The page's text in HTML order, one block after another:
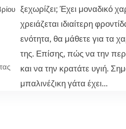
ξεχωρίζει; Έχει μοναδικό
χρειάζεται ιδιαίτερη
ενότητα, θα μάθετε για τα
της. Επίσης, πώς να την
και να την κρατάτε υγιή.
μπαλινέζικη γάτα έχει...